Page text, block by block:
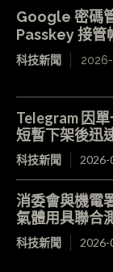
Google 密碼
Passkey 接管
科技新聞
Telegram 因
短暫下架後迅
科技新聞 2026-
消委會與機電
氣體用具聯合
科技新聞 2026-